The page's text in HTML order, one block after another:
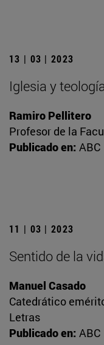
13 | 03 | 2023
Iglesia y
Ramiro Pellitero
Profesor de la
Publicado en: ABC
11 | 03 | 2023
Sentido de la
Manuel Casado
Catedrático
Letras
Publicado en: ABC